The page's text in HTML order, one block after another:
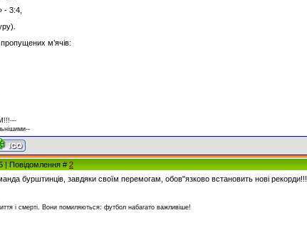
- 3:4,
м’ячів:
| Повідомлення #2
бурштинців, завдяки своїм перемогам, обов"язково встановить нові рекорди!!!
і смерті. Вони помиляються: футбол набагато важливіше!